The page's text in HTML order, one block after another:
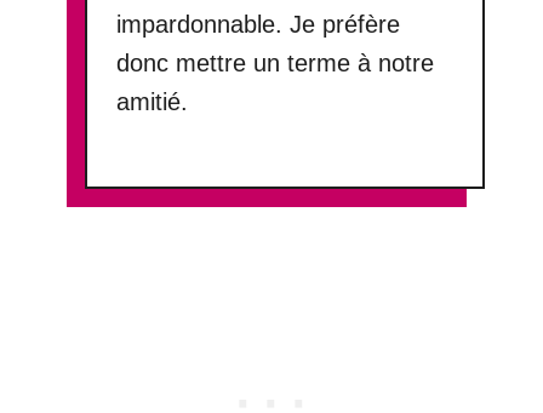
impardonnable. Je préfère
donc mettre un terme à notre
amitié.